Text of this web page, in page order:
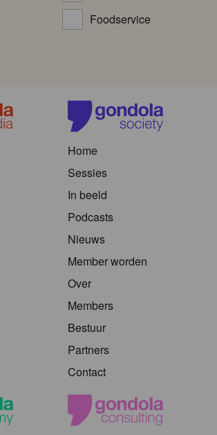
Foodservice
Home
Sessies
In beeld
Podcasts
Nieuws
Member worden
Over
Members
Bestuur
Partners
Contact